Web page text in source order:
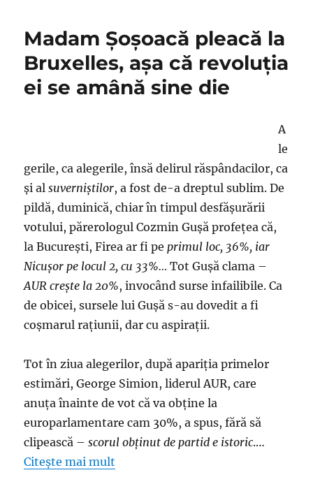
amână
die
sau
atunci
nici
forţele
inculte
nu
mai
bagă
la
teşcherea
Madam Şoşoacă pleacă la
Bruxelles, aşa că revoluţia
ei se amână sine die
A
le
gerile, ca alegerile, însă delirul răspândacilor, ca
şi alsuverniştilor, a fost de-a dreptul sublim. De
pildă, duminică, chiar în timpul desfăşurării
votului, părerologul Cozmin Guşă profeţea că,
la București, Firea ar fi peprimul loc, 36%, iar
Nicușor pe locul 2, cu 33%…Tot Guşă clama –
AUR crește la 20%, invocând surse infailibile. Ca
de obicei, sursele lui Guşă s-au dovedit a fi
coşmarul raţiunii, dar cu aspiraţii.
Tot în ziua alegerilor, după apariţia primelor
estimări, George Simion, liderul AUR, care
anuţa înainte de vot că va obţine la
europarlamentare cam 30%, a spus, fără să
clipească –scorul obţinut de partid e istoric.…
Citește mai mult